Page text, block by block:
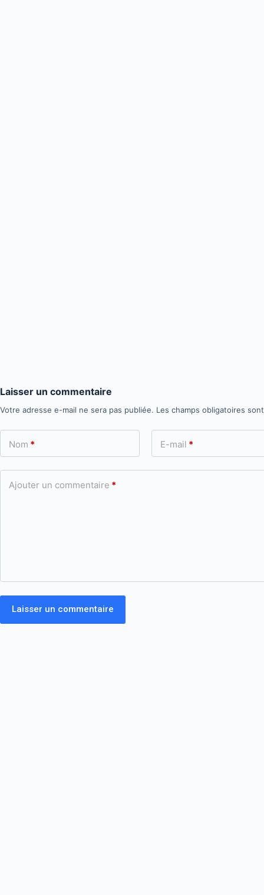
Laisser un commentaire
Votre adresse e-mail ne sera pas publiée. Les champs obligatoires
Nom * E-mail *
Ajouter un commentaire *
Laisser un commentaire